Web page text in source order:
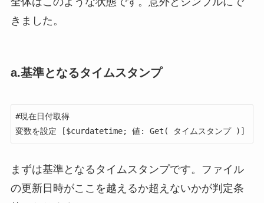
きました。
a.基準となるタイムスタンプ
#現在日付取得
変数を設定 [$curdatetime; 値: Get( タイムスタンプ )]
まずは基準となるタイムスタンプです。ファイル
の更新日時がここを越えるか超えないかが判定条